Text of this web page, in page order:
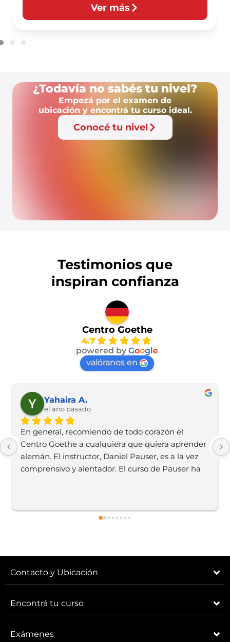
Ver más
¿Todavía no sabés tu nivel?
Empezá por el examen de
ubicación y encontrá tu curso ideal.
Conocé tu nivel
Testimonios que
inspiran confianza
Centro Goethe
4.7
powered by Google
valóranos en
Yahaira A.
el año pasado
En general, recomiendo de todo corazón el
Centro Goethe a cualquiera que quiera aprender
alemán. El instructor, Daniel Pauser, es a la vez
comprensivo y alentador. El curso de Pauser ha
durante sus lecciones. ¡Gracias a todos,
Contacto y Ubicación
Encontrá tu curso
Exámenes